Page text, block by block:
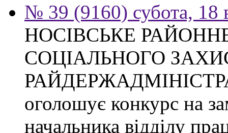
№ 39 (9160) субота, 18
НОСІВСЬКЕ
СОЦІАЛЬНОГО
оголошує конкурс на
начальника відділу